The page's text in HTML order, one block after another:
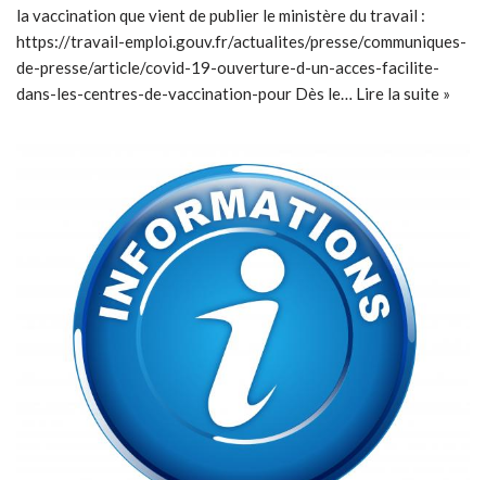
la vaccination que vient de publier le ministère du travail :
https://travail-emploi.gouv.fr/actualites/presse/communiques-
de-presse/article/covid-19-ouverture-d-un-acces-facilite-
dans-les-centres-de-vaccination-pour Dès le… Lire la suite »